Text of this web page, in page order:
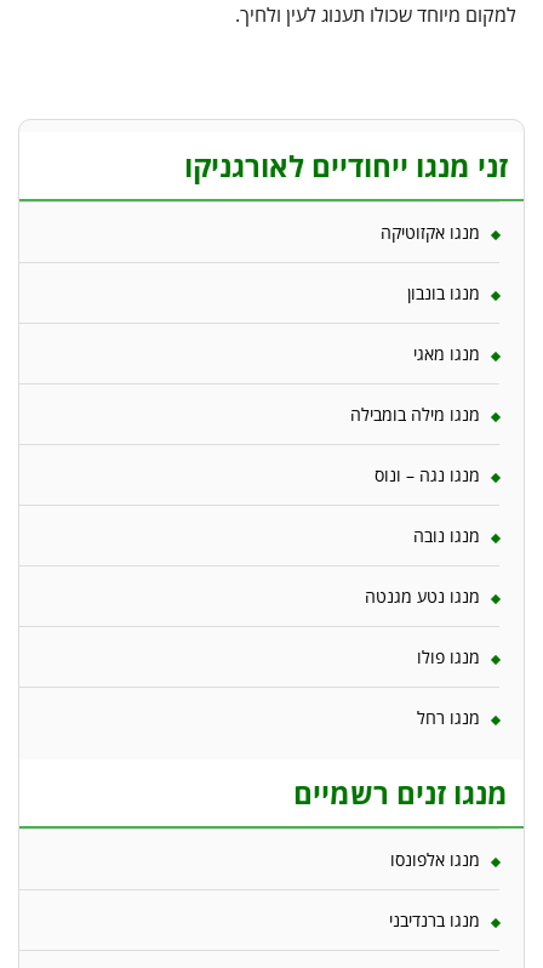
למקום מיוחד שכולו תענוג לעין ולחיך.
זני מנגו ייחודיים לאורגניקו
מנגו אקזוטיקה
מנגו בונבון
מנגו מאגי
מנגו מילה בומבילה
מנגו נגה – ונוס
מנגו נובה
מנגו נטע מגנטה
מנגו פולו
מנגו רחל
מנגו זנים רשמיים
מנגו אלפונסו
מנגו ברנדיבני